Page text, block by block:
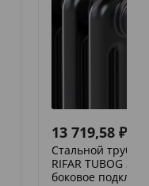
13 719,58 ₽
Стальной
RIFAR TUBOG
боковое